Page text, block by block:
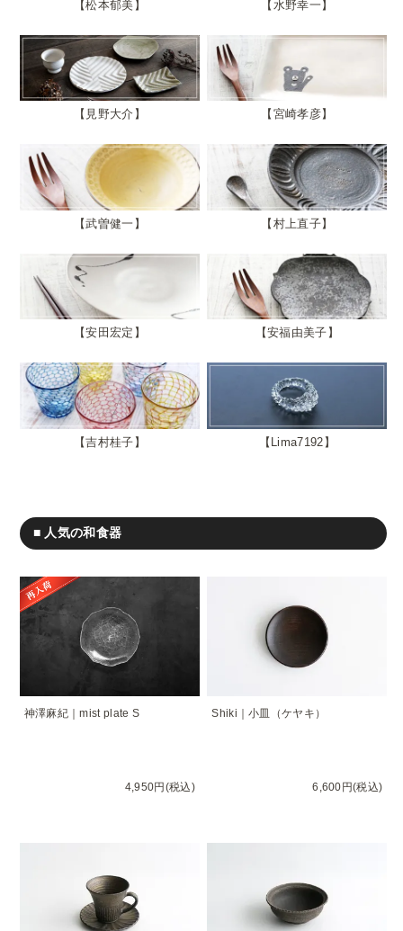
松本郁美 水野幸一
見野大介 宮崎孝彦
武曽健一 村上直子
安田宏定 安福由美子
吉村桂子 Lima7192
■ 人気の和食器
神澤麻紀｜mist plate S
4,950円(税込)
Shiki｜小皿（ケヤキ）
6,600円(税込)